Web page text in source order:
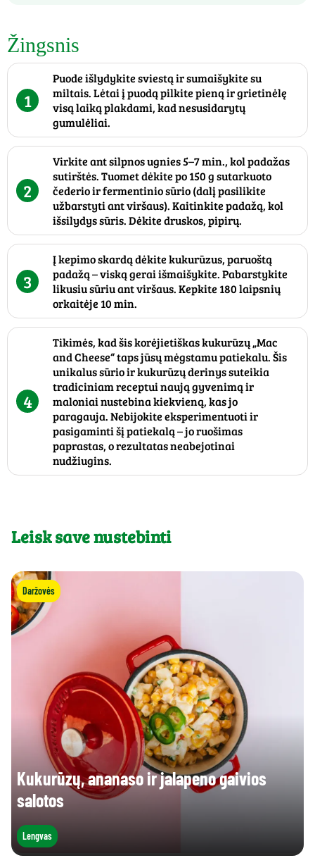
Žingsnis
1
Puode išlydykite sviestą ir sumaišykite su
miltais. Lėtai į puodą pilkite pieną ir grietinėlę
visą laiką plakdami, kad nesusidarytų
gumulėliai.
2
Virkite ant silpnos ugnies 5–7 min., kol padažas
sutirštės. Tuomet dėkite po 150 g sutarkuoto
čederio ir fermentinio sūrio (dalį pasilikite
užbarstyti ant viršaus). Kaitinkite padažą, kol
išsilydys sūris. Dėkite druskos, pipirų.
3
Į kepimo skardą dėkite kukurūzus, paruoštą
padažą – viską gerai išmaišykite. Pabarstykite
likusiu sūriu ant viršaus. Kepkite 180 laipsnių
orkaitėje 10 min.
4
Tikimės, kad šis korėjietiškas kukurūzų „Mac
and Cheese“ taps jūsų mėgstamu patiekalu. Šis
unikalus sūrio ir kukurūzų derinys suteikia
tradiciniam receptui naują gyvenimą ir
maloniai nustebina kiekvieną, kas jo
paragauja. Nebijokite eksperimentuoti ir
pasigaminti šį patiekalą – jo ruošimas
paprastas, o rezultatas neabejotinai
nudžiugins.
Leisk save nustebinti
Daržovės
Kukurūzų, ananaso ir jalapeno gaivios
salotos
Lengvas